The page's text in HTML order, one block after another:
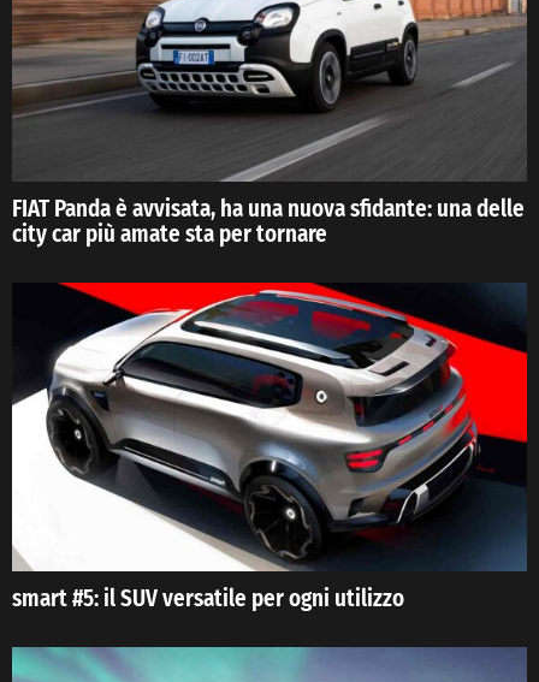
FIAT Panda è avvisata, ha una nuova sfidante: una delle
city car più amate sta per tornare
smart #5: il SUV versatile per ogni utilizzo